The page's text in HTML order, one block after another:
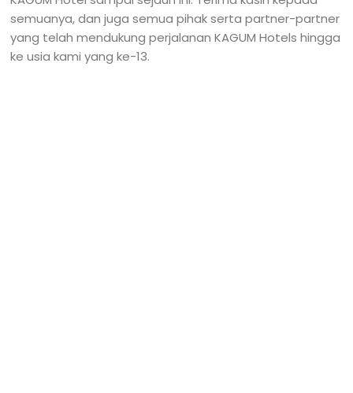
semuanya, dan juga semua pihak serta partner-partner
yang telah mendukung perjalanan KAGUM Hotels hingga
ke usia kami yang ke-13.